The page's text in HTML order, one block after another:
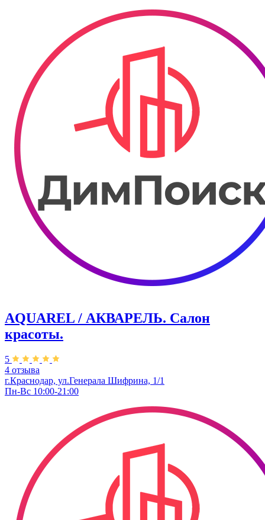
AQUAREL / АКВАРЕЛЬ. Салон
красоты.
5
4 отзыва
г.Краснодар, ул.Генерала Шифрина, 1/1
Пн-Вс 10:00-21:00